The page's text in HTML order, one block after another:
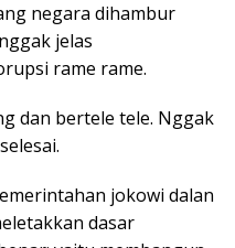
negara dihambur
jelas
rame rame.
dan bertele tele. Nggak
jokowi dalan
dasar